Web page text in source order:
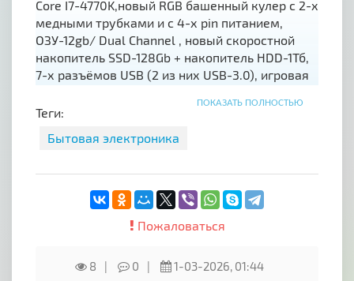
Core I7-4770K,новый RGB башенный кулер с 2-х
медными трубками и с 4-х pin питанием,
ОЗУ-12gb/ Dual Channel , новый скоростной
накопитель SSD-128Gb + накопитель HDD-1Тб,
7-х разъёмов USB (2 из них USB-3.0), игровая
192bit/ GDDR5/ DX-12/ Vulcan/ FSR/ доп
NVIDIA OPTIMUS (принцип переключаемой
играх обходит GTX1650 и даже RX 580 на 8Gb,
полноформатный ATX простой БУ корпус с RGB
кулером 120mm сзади - на выдув, новый
монитор-24"/ 1920x1200 (немного лучше чем
коробкой, новая мультимедийная игровая
ПОКАЗАТЬ ПОЛНОСТЬЮ
Теги:
Бытовая электроника
Пожаловаться
8 0
1-03-2026, 01:44